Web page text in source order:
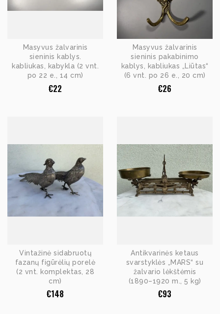
Masyvus žalvarinis
sieninis kablys.
kabliukas, kabykla (2 vnt.
po 22 e., 14 cm)
€22
Masyvus žalvarinis
sieninis pakabinimo
kablys, kabliukas „Liūtas“
(6 vnt. po 26 e., 20 cm)
€26
Vintažinė sidabruotų
fazanų figūrėlių porelė
(2 vnt. komplektas, 28
cm)
€148
Antikvarinės ketaus
svarstyklės „MARS“ su
žalvario lėkštėmis
(1890–1920 m., 5 kg)
€93